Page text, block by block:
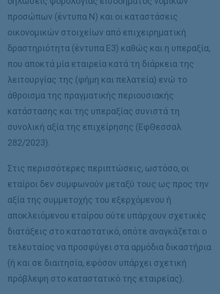
προσώπων (έντυπα Ν) και οι καταστάσεις
οικονομικών στοιχείων από επιχειρηματική
δραστηριότητα (έντυπα Ε3) καθώς και η υπεραξία,
που αποκτά μία εταιρεία κατά τη διάρκεια της
λειτουργίας της (φήμη και πελατεία) ενώ το
άθροισμα της πραγματικής περιουσιακής
κατάστασης και της υπεραξίας συνιστά τη
συνολική αξία της επιχείρησης (ΕφΘεσσαλ
282/2023).
Στις περισσότερες περιπτώσεις, ωστόσο, οι
εταίροι δεν συμφωνούν μεταξύ τους ως προς την
αξία της συμμετοχής του εξερχόμενου ή
αποκλειόμενου εταίρου ούτε υπάρχουν σχετικές
διατάξεις στο καταστατικό, οπότε αναγκάζεται ο
τελευταίος να προσφύγει στα αρμόδια δικαστήρια
(ή και σε διαιτησία, εφόσον υπάρχει σχετική
πρόβλεψη στο καταστατικό της εταιρείας).